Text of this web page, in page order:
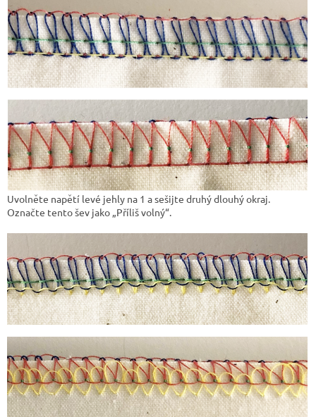
Uvolněte napětí levé jehly na 1 a sešijte druhý dlouhý okraj.
Označte tento šev jako „Příliš volný“.